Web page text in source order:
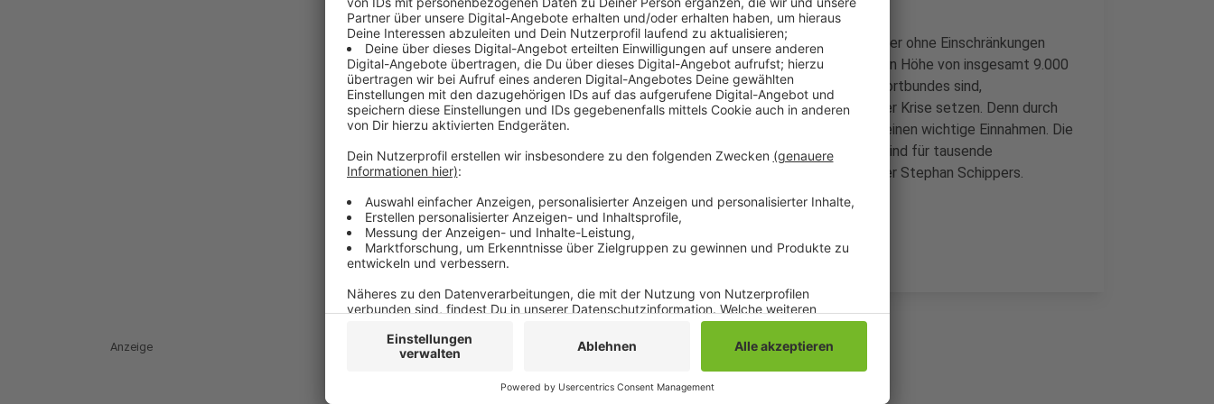
Das hat der VfL jetzt angekündigt. Sobald alle Sportstätten wieder ohne Einschränkungen
genutzt werden dürfen, wird die Borussia die anfallenden Kosten in Höhe von insgesamt 9.000
Euro übernehmen. Davon sollen alle Vereine, die Teil des Stadtsportbundes sind,
profitieren. Die Borussia will damit ein Zeichen der Solidarität in der Krise setzen. Denn durch
abgesagte Veranstaltungen oder Turniere fehlen vielen Sportvereinen wichtige Einnahmen. Die
Vereine in unserer Stadt leisten eine herausragende Arbeit - und sind für tausende
Mönchengladbacher ein sozialer Rückhalt, so VfL-Geschäftsführer Stephan Schippers.
Anzeige
Anzeige